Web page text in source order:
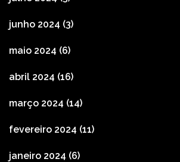
junho 2024 (3)
maio 2024 (6)
abril 2024 (16)
março 2024 (14)
fevereiro 2024 (11)
janeiro 2024 (6)